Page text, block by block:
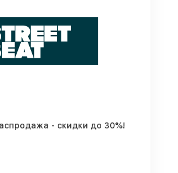
- скидки до 30%!